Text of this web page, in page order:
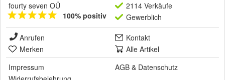
fourty seven OÜ
100% positiv
2114 Verkäufe
Gewerblich
Anrufen
Kontakt
Merken
Alle Artikel
Impressum
AGB & Datenschutz